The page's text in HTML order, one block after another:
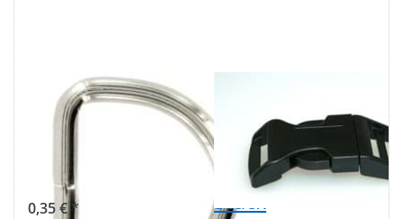
20mm D-Ring
geschweißt aus
- 1 Stück
0,35 € *
Steckschließer -
20mm
Durchlass - 1
Stück